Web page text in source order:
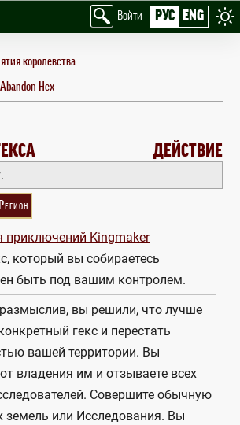
Войти РУС ENG
королевства
Hex
ДЕЙСТВИЕ
Регион
приключений Kingmaker
который вы собираетесь
быть под вашим контролем.
вы решили, что лучше
гекс и перестать
вашей территории. Вы
владения им и отзываете всех
Совершите обычную
земель или Исследования. Вы